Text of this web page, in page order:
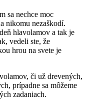
sa nechce moc
nikomu nezaškodí.
hlavolamov a tak je
vedeli ste, že
hrou na svete je
či už drevených,
prípadne sa môžeme
zadaniach.